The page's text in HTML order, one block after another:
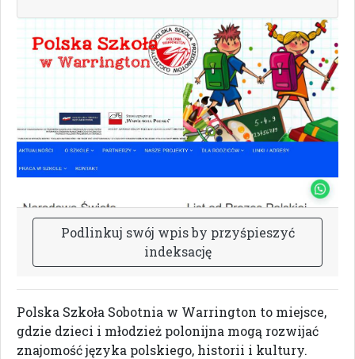
Podlinkuj swój wpisby przyśpieszyć
indeksację
Polska Szkoła Sobotnia w Warrington to miejsce,
gdzie dzieci i młodzież polonijna mogą rozwijać
znajomość języka polskiego, historii i kultury.